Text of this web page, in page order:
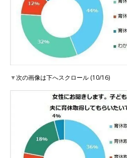
▼次の画像は下へスクロール (10/16)